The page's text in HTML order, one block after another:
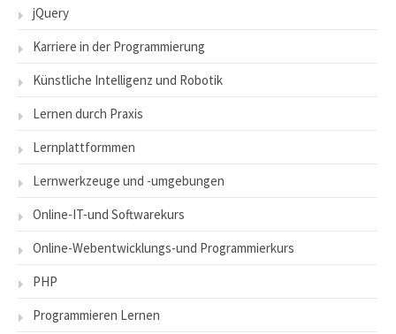
jQuery
Karriere in der Programmierung
Künstliche Intelligenz und Robotik
Lernen durch Praxis
Lernplattformmen
Lernwerkzeuge und -umgebungen
Online-IT-und Softwarekurs
Online-Webentwicklungs-und Programmierkurs
PHP
Programmieren Lernen